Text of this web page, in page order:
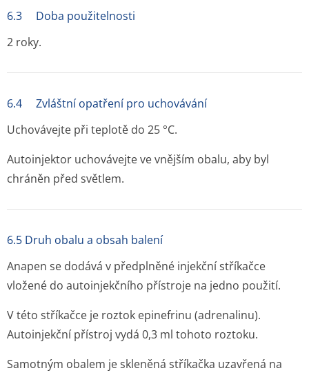
6.3 Doba použitelnosti
2 roky.
6.4 Zvláštní opatření pro uchovávání
Uchovávejte při teplotě do 25 °C.
Autoinjektor uchovávejte ve vnějším obalu, aby byl
chráněn před světlem.
6.5 Druh obalu a obsah balení
Anapen se dodává v předplněné injekční stříkačce
vložené do autoinjekčního přístroje na jedno použití.
V této stříkačce je roztok epinefrinu (adrenalinu).
Autoinjekční přístroj vydá 0,3 ml tohoto roztoku.
Samotným obalem je skleněná stříkačka uzavřená na